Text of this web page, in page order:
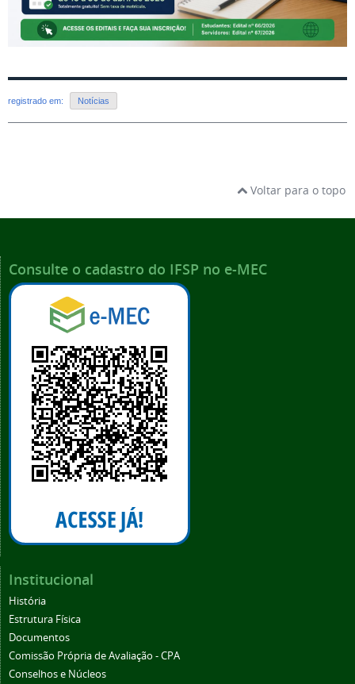
registrado em: Notícias
Voltar para o topo
Consulte o cadastro do IFSP no e-MEC
Institucional
História
Estrutura Física
Documentos
Comissão Própria de Avaliação - CPA
Conselhos e Núcleos